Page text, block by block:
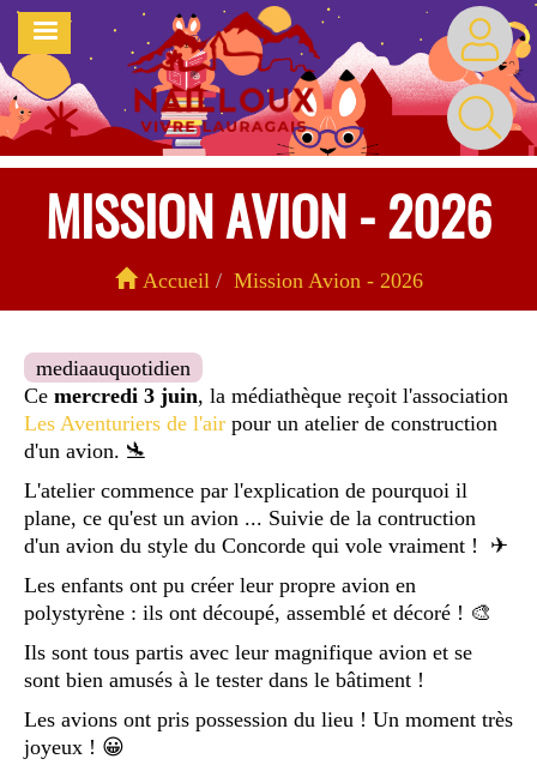
Aller
contenu
principal
MENU
MISSION AVION - 2026
Accueil Mission Avion - 2026
mediaauquotidien
Ce mercredi 3 juin, la médiathèque reçoit l'association
Les Aventuriers de l'air pour un atelier de construction
d'un avion. 🛬
L'atelier commence par l'explication de pourquoi il
plane, ce qu'est un avion ... Suivie de la contruction
d'un avion du style du Concorde qui vole vraiment ! ✈
Les enfants ont pu créer leur propre avion en
polystyrène : ils ont découpé, assemblé et décoré ! 🎨
Ils sont tous partis avec leur magnifique avion et se
sont bien amusés à le tester dans le bâtiment !
Les avions ont pris possession du lieu ! Un moment très
joyeux ! 😀